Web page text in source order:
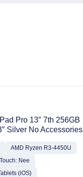
Pro 13″ 7th 256GB
Silver No Accessories
AMD Ryzen R3-4450U
Touch: Nee
(iOS)